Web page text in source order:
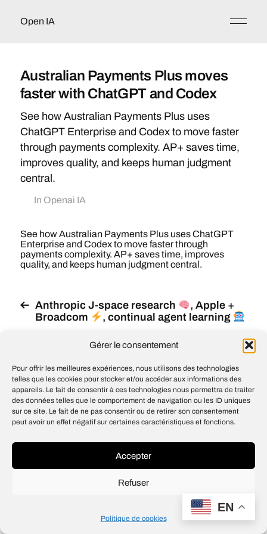
Gérer le consentement
Pour offrir les meilleures expériences, nous utilisons des technologies
telles que les cookies pour stocker et/ou accéder aux informations des
appareils. Le fait de consentir à ces technologies nous permettra de traiter
des données telles que le comportement de navigation ou les ID uniques
sur ce site. Le fait de ne pas consentir ou de retirer son consentement
peut avoir un effet négatif sur certaines caractéristiques et fonctions.
Accepter
Refuser
Politique de cookies
Open IA
Australian Payments Plus moves
faster with ChatGPT and Codex
See how Australian Payments Plus uses
ChatGPT Enterprise and Codex to move faster
through payments complexity. AP+ saves time,
improves quality, and keeps human judgment
central.
In Openai IA
See how Australian Payments Plus uses ChatGPT
Enterprise and Codex to move faster through
payments complexity. AP+ saves time, improves
quality, and keeps human judgment central.
Anthropic J-space research
, Apple +
Broadcom
, continual agent learning
Models and Frameworks to LeRobot for
© 2026Open IA
EN